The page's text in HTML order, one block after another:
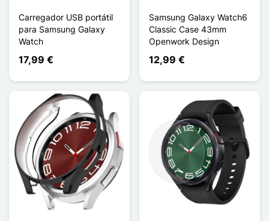
Carregador USB portátil
para Samsung Galaxy
Watch
17,99 €
Samsung Galaxy Watch6
Classic Case 43mm
Openwork Design
12,99 €